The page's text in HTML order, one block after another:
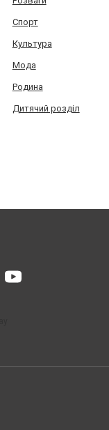
Спорт
Культура
Мода
Родина
Дитячий розділ